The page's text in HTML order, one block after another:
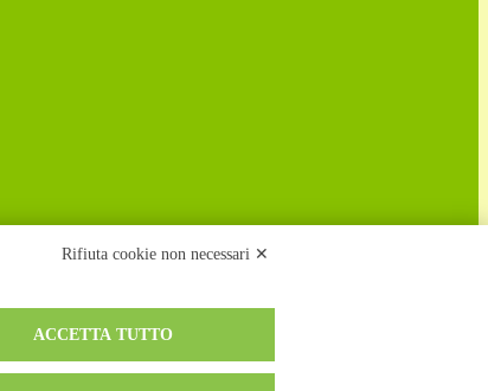
Rifiuta cookie non necessari ✕
ACCETTA TUTTO